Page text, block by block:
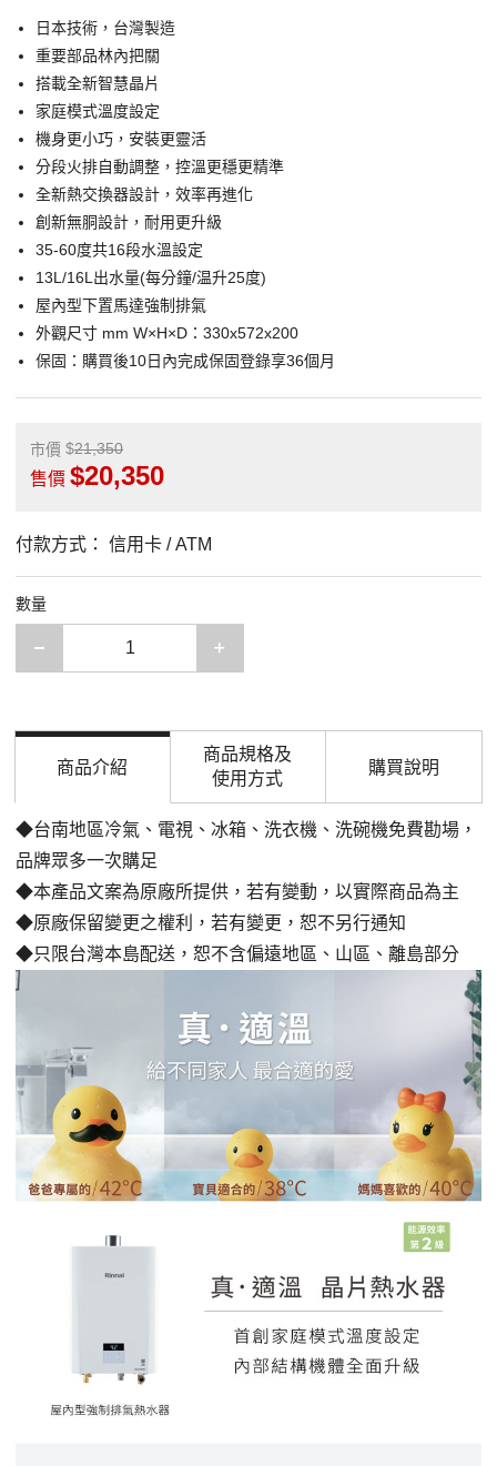
日本技術，台灣製造
重要部品林內把關
搭載全新智慧晶片
家庭模式溫度設定
機身更小巧，安裝更靈活
分段火排自動調整，控溫更穩更精準
全新熱交換器設計，效率再進化
創新無胴設計，耐用更升級
35-60度共16段水溫設定
13L/16L出水量(每分鐘/温升25度)
屋內型下置馬達強制排氣
外觀尺寸 mm W×H×D：330x572x200
保固：購買後10日內完成保固登錄享36個月
市價 21,350
售價 20,350
付款方式： 信用卡 / ATM
數量
減少一項
商品介紹
商品規格及
使用方式
購買說明
◆台南地區冷氣、電視、冰箱、洗衣機、洗碗機免費勘場，
品牌眾多一次購足
◆本產品文案為原廠所提供，若有變動，以實際商品為主
◆原廠保留變更之權利，若有變更，恕不另行通知
◆只限台灣本島配送，恕不含偏遠地區、山區、離島部分